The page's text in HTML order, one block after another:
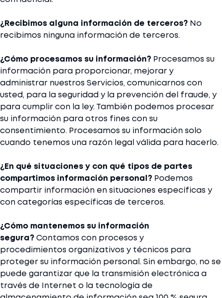
¿Recibimos alguna información de terceros? No
recibimos ninguna información de terceros.
¿Cómo procesamos su información? Procesamos su
información para proporcionar, mejorar y
administrar nuestros Servicios, comunicarnos con
usted, para la seguridad y la prevención del fraude, y
para cumplir con la ley. También podemos procesar
su información para otros fines con su
consentimiento. Procesamos su información solo
cuando tenemos una razón legal válida para hacerlo.
¿En qué situaciones y con qué tipos de partes
compartimos información personal? Podemos
compartir información en situaciones específicas y
con categorías específicas de terceros.
¿Cómo mantenemos su información
segura?Contamos con procesos y
procedimientos organizativos y técnicos para
proteger su información personal. Sin embargo, no se
puede garantizar que la transmisión electrónica a
través de Internet o la tecnología de